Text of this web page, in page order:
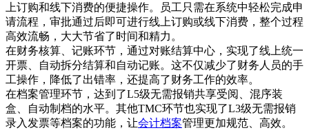
上订购和线下消费的便捷操作。员工只需在系统中轻松完成申
请流程，审批通过后即可进行线上订购或线下消费，整个过程
高效流畅，大大节省了时间和精力。
在财务核算、记账环节，通过对账结算中心，实现了线上统一
开票、自动拆分结算和自动记账。这不仅减少了财务人员的手
工操作，降低了出错率，还提高了财务工作的效率。
在档案管理环节，达到了L5级无需报销共享受阅、混序装
盒、自动制档的水平。其他TMC环节也实现了L3级无需报销
录入发票等档案的功能，让会计档案管理更加规范、高效。